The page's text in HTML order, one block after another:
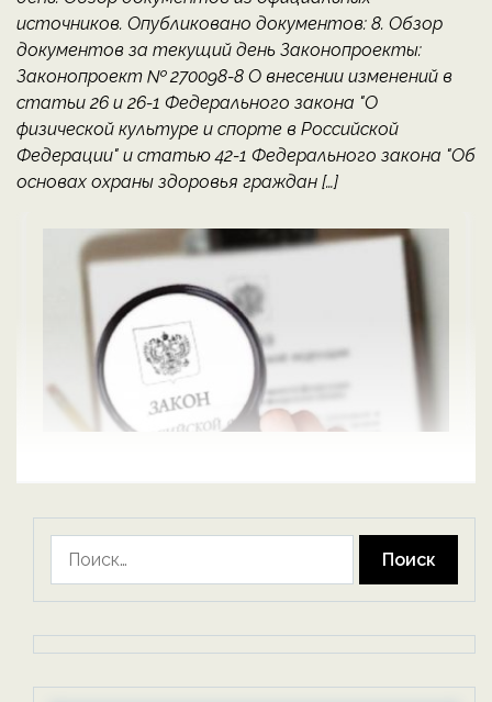
источников. Опубликовано документов: 8. Обзор
документов за текущий день Законопроекты:
Законопроект № 270098-8 О внесении изменений в
статьи 26 и 26-1 Федерального закона "О
физической культуре и спорте в Российской
Федерации" и статью 42-1 Федерального закона "Об
основах охраны здоровья граждан […]